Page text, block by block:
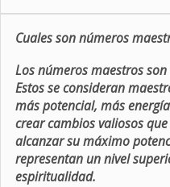
Cuales son números
Los números maestros
Estos se consideran
más potencial, más
crear cambios valiosos
alcanzar su máximo
representan un nivel
espiritualidad.